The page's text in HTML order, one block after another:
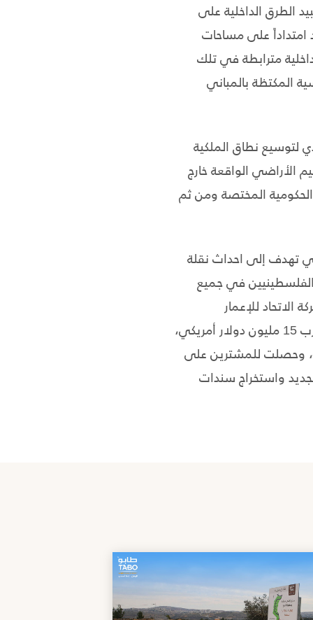
الطرق الداخلية على
المشاريع ستشهد امتداداً على مساحات
مترابطة في تلك
المكتظة بالمباني
لتوسيع نطاق الملكية
الأراضي الواقعة خارج
المختصة ومن ثم
تهدف إلى احداث نقلة
في جميع
للإعمار
والاستثمار التحضير لمشروع "طابو" عام 2007، وقامت بشراء أراضي في فلسطين بما يقارب 15 مليون دولار أمريكي،
وحصلت للمشترين على
واستخراج سندات